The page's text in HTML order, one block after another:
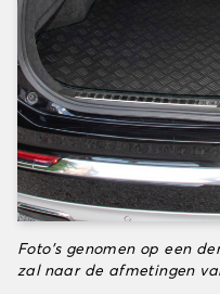
Foto's genomen op een
zal naar de afmetingen